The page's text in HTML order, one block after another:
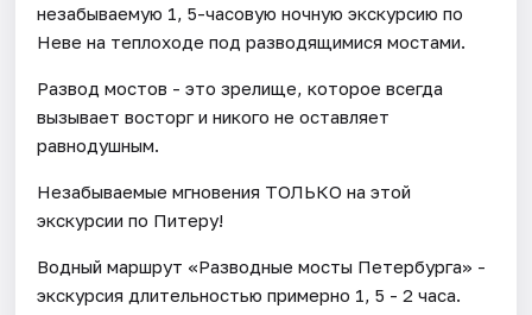
незабываемую 1, 5-часовую ночную экскурсию по
Неве на теплоходе под разводящимися мостами.
Развод мостов - это зрелище, которое всегда
вызывает восторг и никого не оставляет
равнодушным.
Незабываемые мгновения ТОЛЬКО на этой
экскурсии по Питеру!
Водный маршрут «Разводные мосты Петербурга» -
экскурсия длительностью примерно 1, 5 - 2 часа.